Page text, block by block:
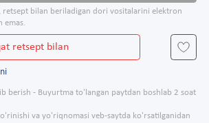
bilan beriladigan dori vositalarini elektron
emas.
retsept bilan
berish - Buyurtma to'langan paytdan boshlab 2 soat
va yo'riqnomasi veb-saytda ko'rsatilganidan